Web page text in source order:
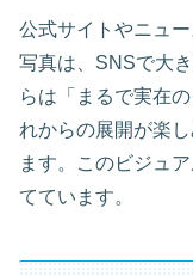
公式サイトやニュ
写真は、SNSで大
らは「まるで実在
れからの展開が楽
ます。このビジュ
てています。